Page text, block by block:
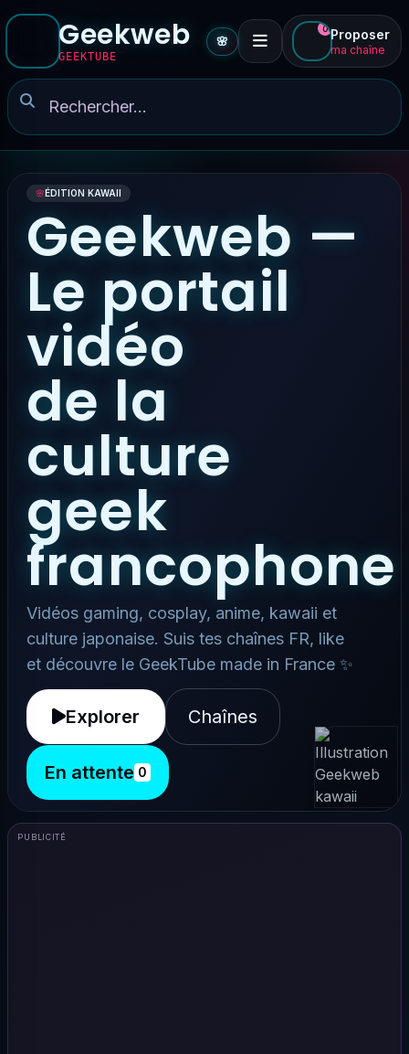
Geekweb
GEEKTUBE
🌸
0 Proposer
ma chaîne
🌸ÉDITION KAWAII
Geekweb —
Le portail
vidéo
de la
culture
geek
francophone
Vidéos gaming, cosplay, anime, kawaii et
culture japonaise. Suis tes chaînes FR, like
et découvre le GeekTube made in France ✨
Explorer Chaînes
En attente 0
PUBLICITÉ